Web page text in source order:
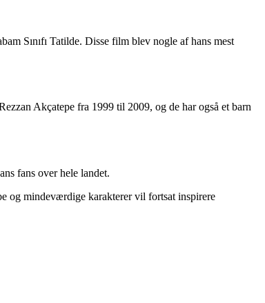
Sınıfı Tatilde. Disse film blev nogle af hans mest
Akçatepe fra 1999 til 2009, og de har også et barn
fans over hele landet.
og mindeværdige karakterer vil fortsat inspirere